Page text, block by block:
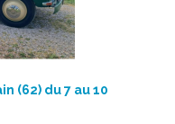
(62) du 7 au 10